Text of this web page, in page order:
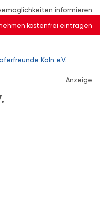
informieren
kostenfrei eintragen
Köln e.V.
Anzeige